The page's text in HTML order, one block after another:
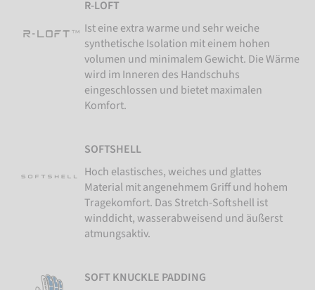
R-LOFT
Ist eine extra warme und sehr weiche
synthetische Isolation mit einem hohen
volumen und minimalem Gewicht. Die Wärme
wird im Inneren des Handschuhs
eingeschlossen und bietet maximalen
Komfort.
SOFTSHELL
Hoch elastisches, weiches und glattes
Material mit angenehmem Griff und hohem
Tragekomfort. Das Stretch-Softshell ist
winddicht, wasserabweisend und äußerst
atmungsaktiv.
SOFT KNUCKLE PADDING